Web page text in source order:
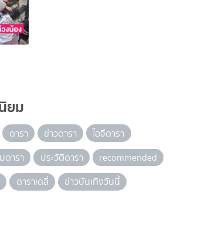
ยม
ดารา ข่าวดารา
ไอจีดารา
ดารา
ประวัติดารา
recommended
ดาราเดลี่ ข่าวบันเทิงวันนี้